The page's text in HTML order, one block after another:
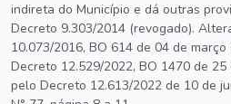
indireta do Município e dá outras
Decreto 9.303/2014 (revogado).
10.073/2016, BO 614 de 04 de
Decreto 12.529/2022, BO 1470 de
pelo Decreto 12.613/2022 de 10 de